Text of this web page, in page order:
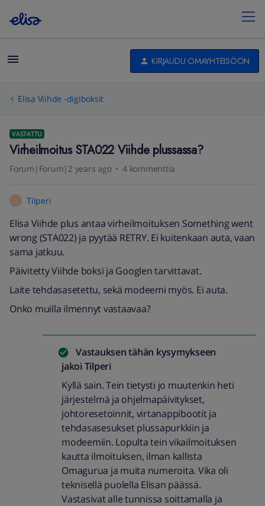
KIRJAUDU OMAYHTEISÖÖN
Elisa Viihde -digiboksit
VASTATTU
Virheilmoitus STA022 Viihde plussassa?
Forum|Forum|2 years ago 4 kommenttia
T Tilperi
Elisa Viihde plus antaa virheilmoituksen Something went
wrong (STA022) ja pyytää RETRY. Ei kuitenkaan auta, vaan
sama jatkuu.
Päivitetty Viihde boksi ja Googlen tarvittavat.
Laite tehdasasetettu, sekä modeemi myös. Ei auta.
Onko muilla ilmennyt vastaavaa?
Vastauksen tähän kysymykseen
jakoi Tilperi
Kyllä sain. Tein tietysti jo muutenkin heti
järjestelmä ja ohjelmapäivitykset,
johtoresetoinnit, virtanappibootit ja
tehdasasesukset plussapurkkiin ja
modeemiin. Lopulta tein vikailmoituksen
kautta ilmoituksen, ilman kallista
Omagurua ja muita numeroita. Vika oli
teknisellä puolella Elisan päässä.
Vastasivat alle tunnissa soittamalla ja